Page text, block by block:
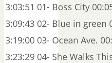
3:03:51 01- Boss City
3:09:43 02- Blue in green
3:19:00 03- Ocean Ave.
3:23:29 04- She Walks